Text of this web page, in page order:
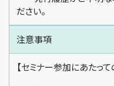
ださい。
注意事項
【セミナー参加にあたっ